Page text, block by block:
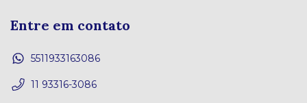
Entre em contato
5511933163086
11 93316-3086